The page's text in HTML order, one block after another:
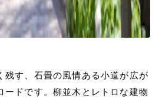
残す、石畳の風情ある小道が広が
ードです。柳並木とレトロな建物